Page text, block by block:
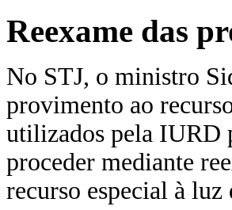
Reexame das
No STJ, o ministro
provimento ao
utilizados pela IURD
proceder mediante
recurso especial à